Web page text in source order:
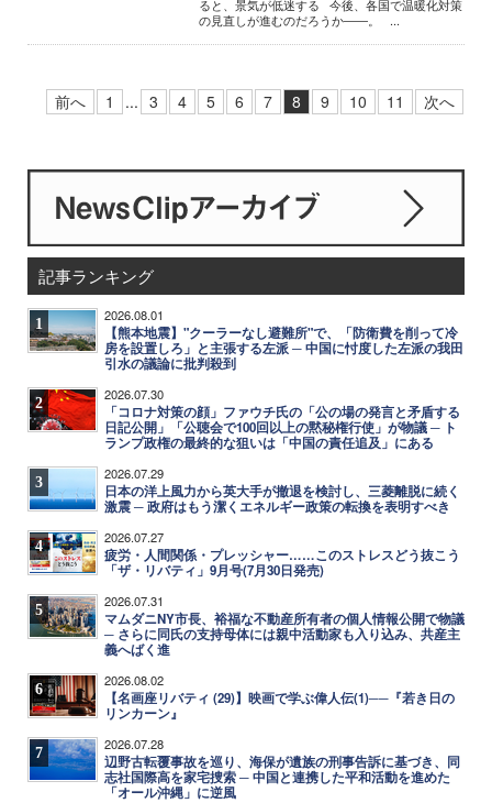
ると、景気が低迷する 今後、各国で温暖化対策
の見直しが進むのだろうか――。 ...
前へ 1 ... 3 4 5 6 7 8 9 10 11 次へ
記事ランキング
1 2026.08.01
【熊本地震】"クーラーなし避難所"で、「防衛費を削って冷
房を設置しろ」と主張する左派 ─ 中国に忖度した左派の我田
引水の議論に批判殺到
2 2026.07.30
「コロナ対策の顔」ファウチ氏の「公の場の発言と矛盾する
日記公開」「公聴会で100回以上の黙秘権行使」が物議 ─ ト
ランプ政権の最終的な狙いは「中国の責任追及」にある
3 2026.07.29
日本の洋上風力から英大手が撤退を検討し、三菱離脱に続く
激震 ─ 政府はもう潔くエネルギー政策の転換を表明すべき
4 2026.07.27
疲労・人間関係・プレッシャー……このストレスどう抜こう
「ザ・リバティ」9月号(7月30日発売)
5 2026.07.31
マムダニNY市長、裕福な不動産所有者の個人情報公開で物議
─ さらに同氏の支持母体には親中活動家も入り込み、共産主
義へばく進
6 2026.08.02
【名画座リバティ (29)】映画で学ぶ偉人伝(1)──『若き日の
リンカーン』
7 2026.07.28
辺野古転覆事故を巡り、海保が遺族の刑事告訴に基づき、同
志社国際高を家宅捜索 ─ 中国と連携した平和活動を進めた
「オール沖縄」に逆風